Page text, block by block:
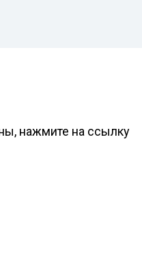
нажмите на ссылку